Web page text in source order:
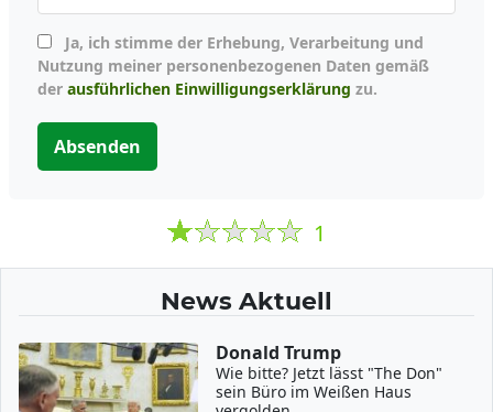
Nutzung meiner personenbezogenen Daten gemäß
der ausführlichen Einwilligungserklärung zu.
Absenden
1
News Aktuell
Donald Trump
Wie bitte? Jetzt lässt "The Don"
sein Büro im Weißen Haus